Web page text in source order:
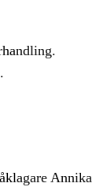
Annika